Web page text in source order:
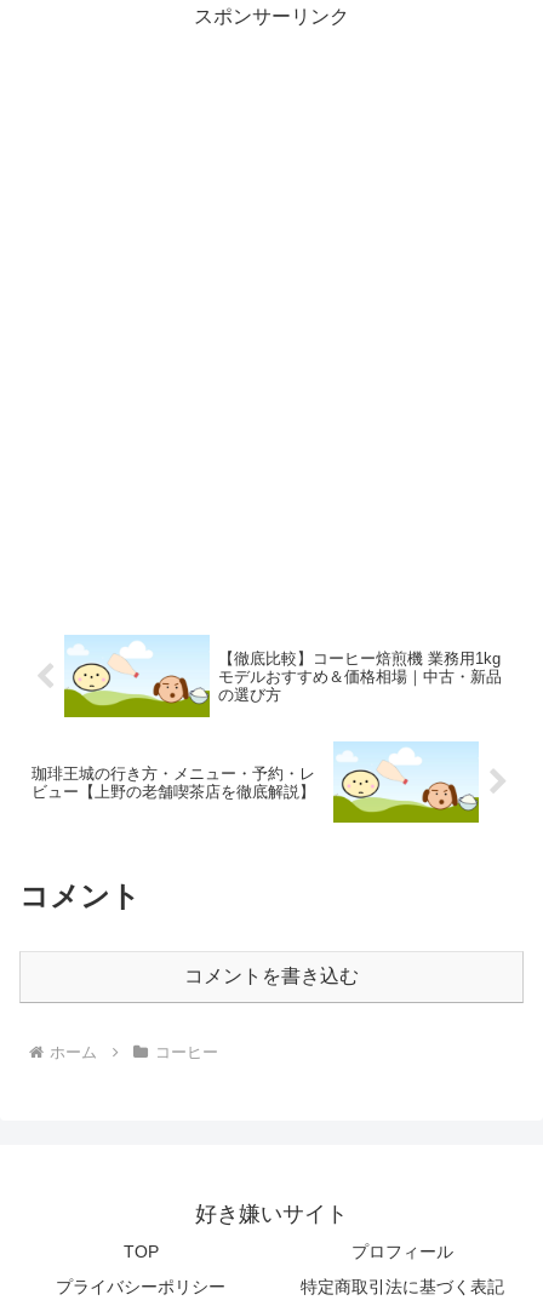
スポンサーリンク
【徹底比較】コーヒー焙煎機 業務用1kg
モデルおすすめ＆価格相場｜中古・新品
の選び方
珈琲王城の行き方・メニュー・予約・レ
ビュー【上野の老舗喫茶店を徹底解説】
コメント
コメントを書き込む
ホーム コーヒー
好き嫌いサイト
TOP
プロフィール
プライバシーポリシー
特定商取引法に基づく表記